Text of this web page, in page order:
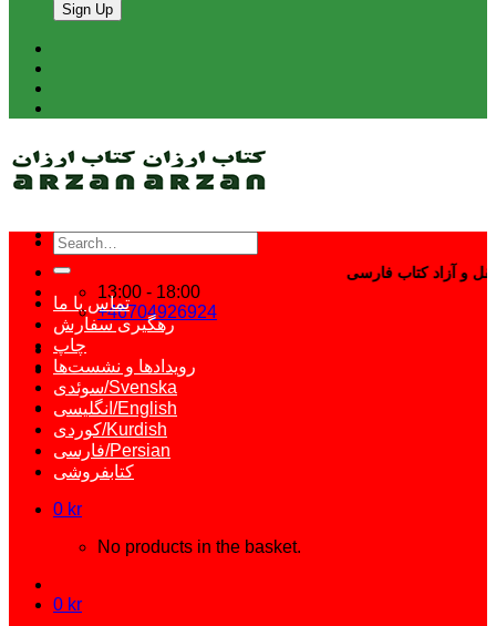
13:00 - 18:00
+46704926924
Search
for:
تماس با ما
رهگیری سفارش
چاپ
رویدادها و نشست‌ها
سوئدی/Svenska
انگلیسی/English
کوردی/Kurdish
فارسی/Persian
کتابفروشی
0 kr
No products in the basket.
0 kr